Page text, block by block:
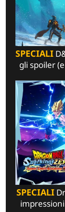
SPECIALI
gli spoiler
SPECIALI